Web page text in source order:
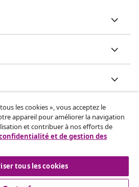
les cookies », vous acceptez le
appareil pour améliorer la navigation
et contribuer à nos efforts de
et de gestion des
tous les cookies